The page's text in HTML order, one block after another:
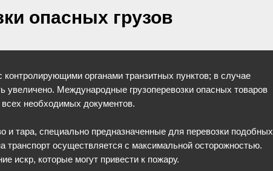
опасных грузов
органами транзитных пунктов; в случае
увеличено. Международные грузоперевозки опасных товаров
необходимых документов.
и тара, специально предназначенные для перевозки подобных
транспорт осуществляется с максимальной осторожностью.
искр, которые могут привести к пожару.